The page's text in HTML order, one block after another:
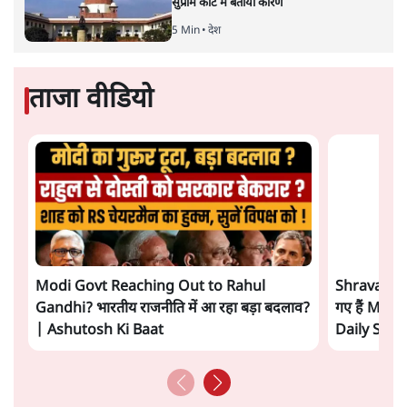
लेखक पत्रकार हैं, अर्थतंत्र और अंतरराष्ट्रीय विषयों पर लिखते रहते हैं।
प्रमोद मल्लिककी और स्टोरी पढ़ें
अगली खबर लोड हो रही है...
ताजा खबरें
'E20- दाल में काला नहीं, पूरी दाल ही काली; वाहनों
UPI पर प्रस्तावित शुल्क के पीछे ट्रंप का दबाव?
वीजा-मास्टरकार्ड को फायदा पहुँचाने की चर्चा